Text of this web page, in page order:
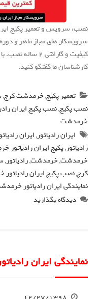
نصب، سرویس و تعمیر پکیج
سرویسکار های مجاز ماهر و
کیفیت و گارانتی
کارشناسان ما گفتگو کنید.
تعمیر پکیج,خرمدشت کرج,
نصب پکیج,نصب پکیج ایران
خرمدشت
ایران رادیاتور,ایران
رادیاتور,پکیج ایران رادیاتور
خرمدشت,خرمدشت,رادیاتور,
کرج,نصب پکیج ایران
نمایندگی ایران رادیاتور
دیدگاه بگذارید
نمایندگی ایران